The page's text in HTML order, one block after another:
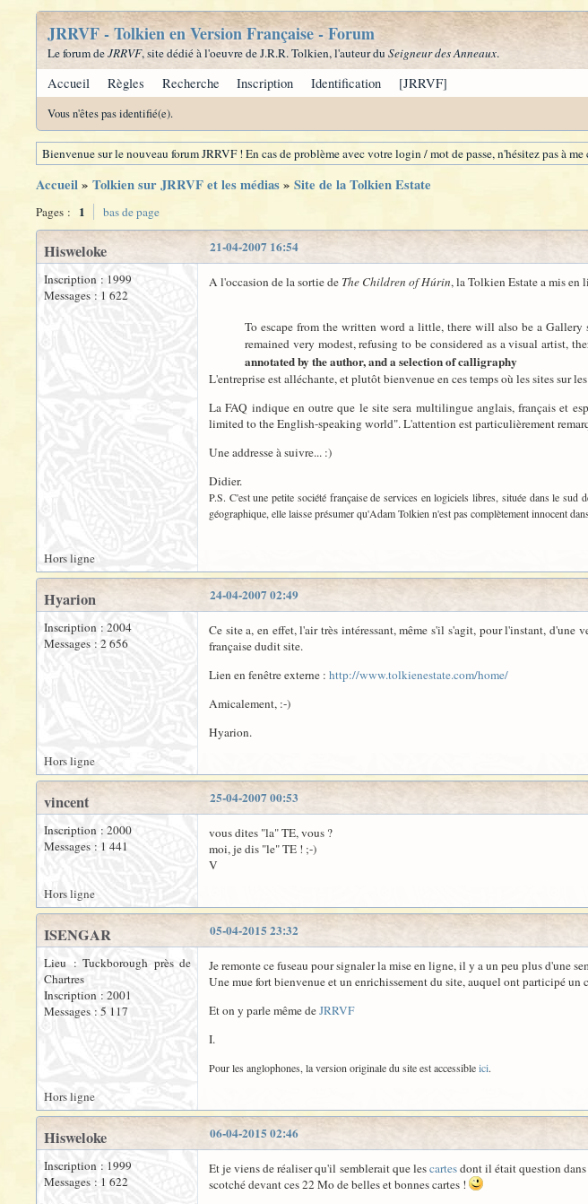
JRRVF - Tolkien en Version Française - Forum
Le forum deJRRVF, site dédié à l'oeuvre de J.R.R. Tolkien, l'auteur du Seigneur des Anneaux.
Accueil Règles Recherche Inscription Identification [JRRVF]
Vous n'êtes pas identifié(e).
Bienvenue sur le nouveau forum JRRVF ! En cas de problème avec votre login / mot de passe, n'hésitez pas à
Accueil» Tolkien sur JRRVF et les médias» Site de la Tolkien Estate
Pages : 1 bas de page
21-04-2007 16:54
Hisweloke
Inscription : 1999
Messages : 1 622
A l'occasion de la sortie de The Children of Húrin, la Tolkien Estate a mis en
To escape from the written word a little, there will also be a
remained very modest, refusing to be considered as a visual artist,
annotated by the author, and a selection of calligraphy
L'entreprise est alléchante, et plutôt bienvenue en ces temps où les sites sur
La FAQ indique en outre que le site sera multilingue anglais, français et
limited to the English-speaking world". L'attention est particulièrement
Une addresse à suivre... :)
Didier.
P.S. C'est une petite société française de services en logiciels libres, située dans le
géographique, elle laisse présumer qu'Adam Tolkien n'est pas complètement innocent
Hors ligne
24-04-2007 02:49
Hyarion
Inscription : 2004
Messages : 2 656
Ce site a, en effet, l'air très intéressant, même s'il s'agit, pour l'instant,
française dudit site.
Lien en fenêtre externe : http://www.tolkienestate.com/home/
Amicalement, :-)
Hyarion.
Hors ligne
25-04-2007 00:53
vincent
Inscription : 2000
Messages : 1 441
vous dites "la" TE, vous ?
moi, je dis "le" TE ! ;-)
V
Hors ligne
05-04-2015 23:32
ISENGAR
Lieu : Tuckborough près de
Chartres
Inscription : 2001
Messages : 5 117
Je remonte ce fuseau pour signaler la mise en ligne, il y a un peu plus d'une
Une mue fort bienvenue et un enrichissement du site, auquel ont participé un
Et on y parle même deJRRVF
I.
Pour les anglophones, la version originale du site est accessibleici.
Hors ligne
06-04-2015 02:46
Hisweloke
Inscription : 1999
Messages : 1 622
Et je viens de réaliser qu'il semblerait que lescartesdont il était question dans
scotché devant ces 22 Mo de belles et bonnes cartes !